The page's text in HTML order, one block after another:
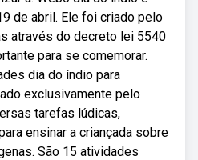
de abril. Ele foi criado pelo
através do decreto lei 5540
para se comemorar.
dia do índio para
exclusivamente pelo
tarefas lúdicas,
ensinar a criançada sobre
São 15 atividades